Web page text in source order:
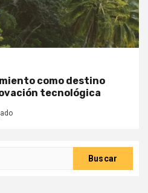
como destino
tecnológica